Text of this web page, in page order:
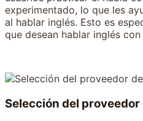
experimentado, lo que les
al hablar inglés. Esto es
que desean hablar inglés
Selección del